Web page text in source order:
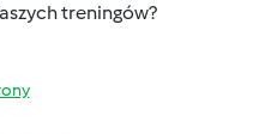
treningów?